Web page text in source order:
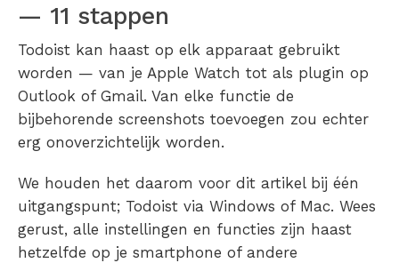
— 11 stappen
Todoist kan haast op elk apparaat gebruikt
worden — van je Apple Watch tot als plugin op
Outlook of Gmail. Van elke functie de
bijbehorende screenshots toevoegen zou echter
erg onoverzichtelijk worden.
We houden het daarom voor dit artikel bij één
uitgangspunt; Todoist via Windows of Mac. Wees
gerust, alle instellingen en functies zijn haast
hetzelfde op je smartphone of andere